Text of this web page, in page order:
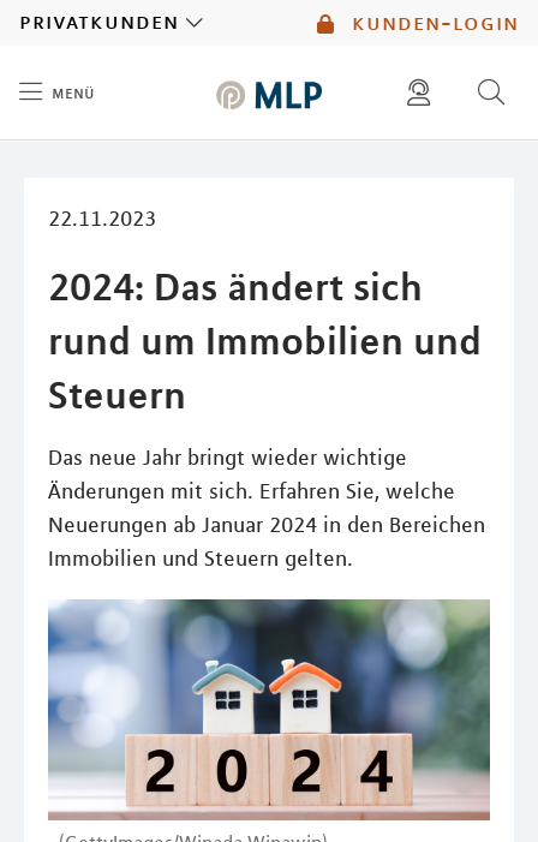
kunden-login
privatkunden
menü
22.11.2023
2024: Das ändert sich
rund um Immobilien und
Steuern
Das neue Jahr bringt wieder wichtige
Änderungen mit sich. Erfahren Sie, welche
Neuerungen ab Januar 2024 in den Bereichen
Immobilien und Steuern gelten.